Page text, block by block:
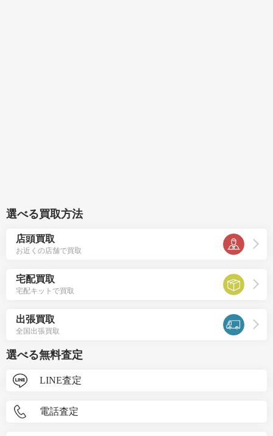
選べる買取方法
店頭買取
お近くの店舗で買取
宅配買取
宅配キットで買取
出張買取
全国出張買取
選べる無料査定
LINE査定
電話査定